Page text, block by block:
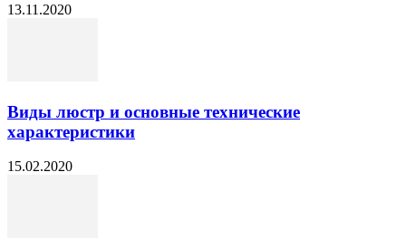
13.11.2020
Виды люстр и основные технические
характеристики
15.02.2020